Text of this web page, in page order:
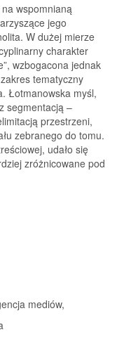
wspomnianą
jego
W dużej mierze
charakter
wzbogacona jednak
tematyczny
Łotmanowska myśl,
segmentacją –
przestrzeni,
zebranego do tomu.
udało się
zróżnicowane pod
mediów,